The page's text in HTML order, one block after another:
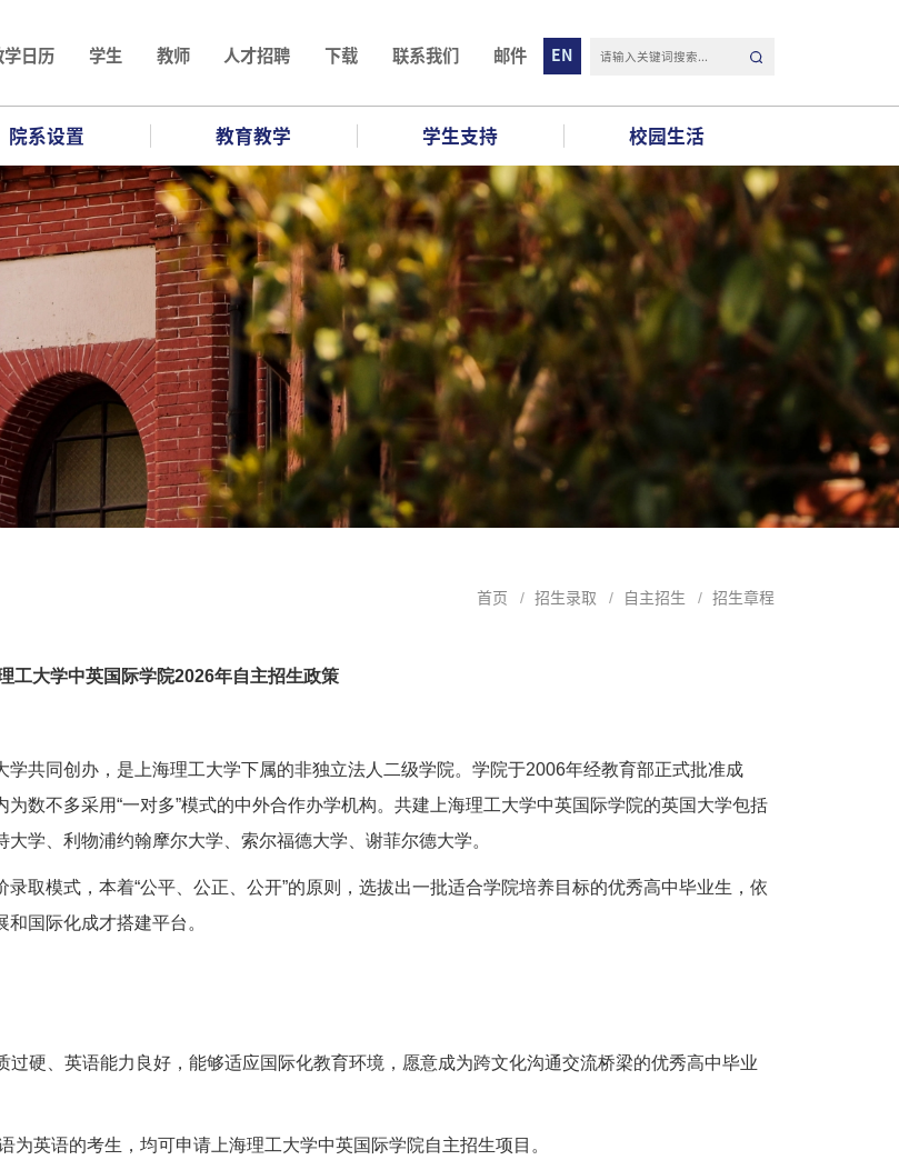
学日历 学生 教师 人才招聘 下载 联系我们 邮件 EN
院系设置 教育教学 学生支持 校园生活
首页 招生录取 自主招生 招生章程
理工大学中英国际学院2026年自主招生政策
学共同创办，是上海理工大学下属的非独立法人二级学院。学院于2006年经教育部正式批准成
数不多采用“一对多”模式的中外合作办学机构。共建上海理工大学中英国际学院的英国大学包括
学、利物浦约翰摩尔大学、索尔福德大学、谢菲尔德大学。
取模式，本着“公平、公正、公开”的原则，选拔出一批适合学院培养目标的优秀高中毕业生，依
国际化成才搭建平台。
过硬、英语能力良好，能够适应国际化教育环境，愿意成为跨文化沟通交流桥梁的优秀高中毕业
为英语的考生，均可申请上海理工大学中英国际学院自主招生项目。